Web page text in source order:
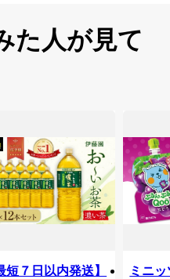
た人が見て
短７日以内発送】
ミニ